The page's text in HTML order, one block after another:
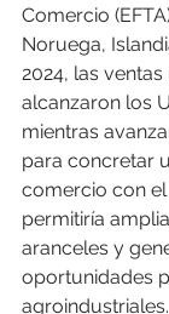
Comercio
Noruega,
2024, las
alcanzaron los
mientras
para concretar
comercio con
permitiría
aranceles y
oportunidades
agroindustriales.